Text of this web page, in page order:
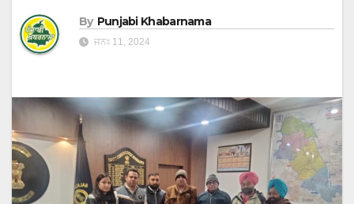
By Punjabi Khabarnama
ਜਨਃ 11, 2024